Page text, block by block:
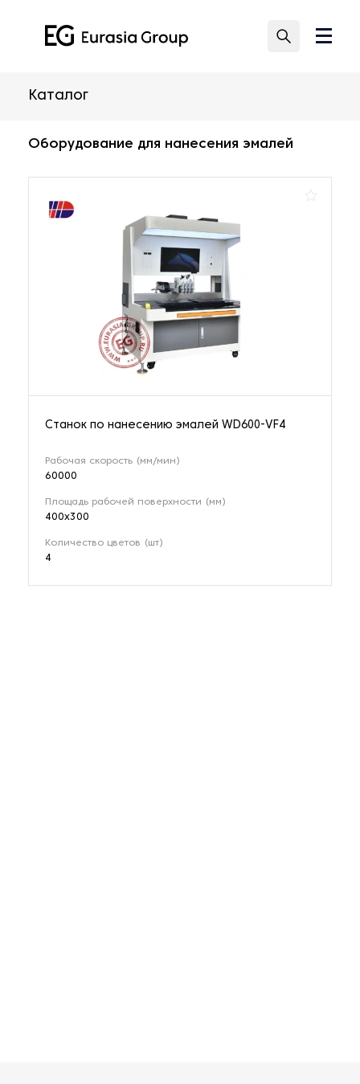
Каталог
Оборудование для нанесения эмалей
Станок по нанесению эмалей WD600-VF4
Рабочая скорость (мм/мин)
60000
Площадь рабочей поверхности (мм)
400х300
Количество цветов (шт)
4